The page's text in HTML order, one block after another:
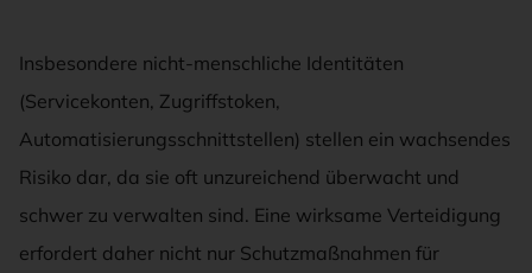
Insbesondere nicht-menschliche Identitäten
(Servicekonten, Zugriffstoken,
Automatisierungsschnittstellen) stellen ein wachsendes
Risiko dar, da sie oft unzureichend überwacht und
schwer zu verwalten sind. Eine wirksame Verteidigung
erfordert daher nicht nur Schutzmaßnahmen für